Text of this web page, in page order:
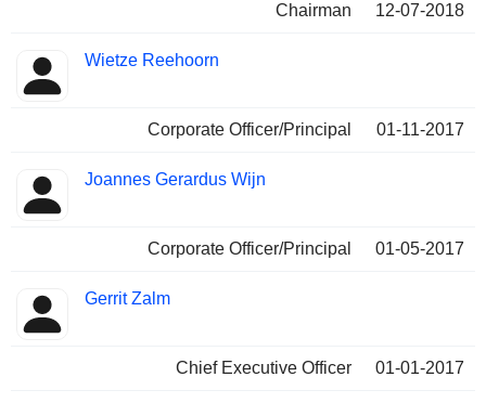
Chairman
12-07-2018
Wietze Reehoorn
Corporate Officer/Principal 01-11-2017
Joannes Gerardus Wijn
Corporate Officer/Principal 01-05-2017
Gerrit Zalm
Chief Executive Officer 01-01-2017